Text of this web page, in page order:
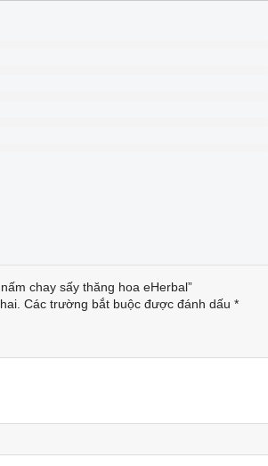
chay sấy thăng hoa eHerbal”
Các trường bắt buộc được đánh dấu *